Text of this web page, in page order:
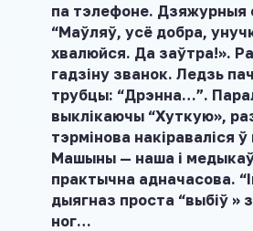
па тэлефоне. Дзяжурныя
“Маўляў, усё добра,
хвалюйся. Да заўтра!».
гадзіну званок. Ледзь
трубцы: “Дрэнна…”.
выклікаючы “Хуткую»,
тэрмінова накіраваліся
Машыны — наша і медыкаў
практычна адначасова.
дыягназ проста “выбіў »
ног…